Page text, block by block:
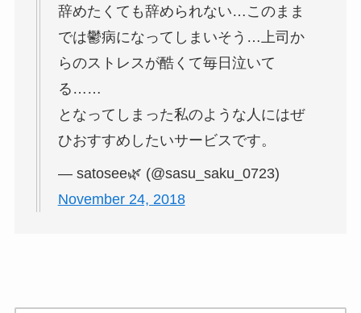
辞めたくても辞められない…このまま
では鬱病になってしまいそう…上司か
らのストレスが酷くて毎日泣いて
る……
となってしまった私のような人にはぜ
ひおすすめしたいサービスです。
— satosee🌿 (@sasu_saku_0723)
November 24, 2018